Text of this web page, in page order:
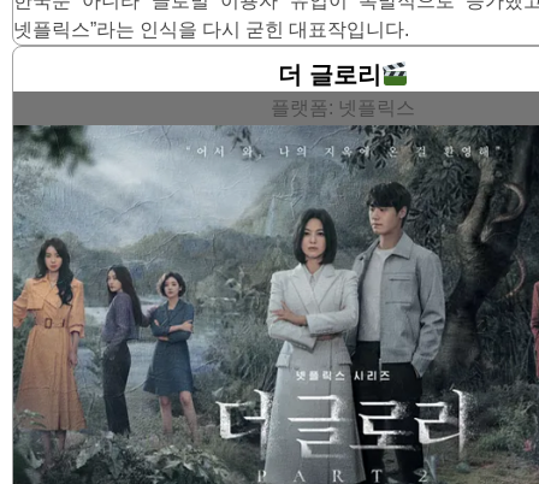
넷플릭스”라는 인식을 다시 굳힌 대표작입니다.
더 글로리
플랫폼: 넷플릭스